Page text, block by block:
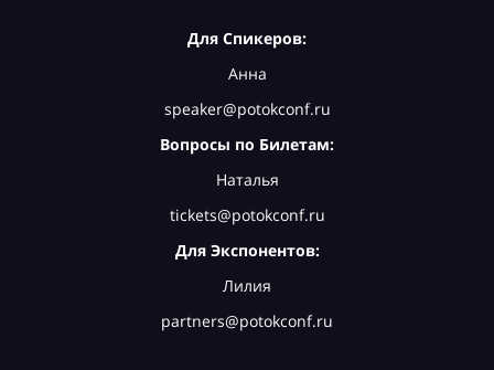
Для Спикеров:
Анна
speaker@potokconf.ru
Вопросы по Билетам:
Наталья
tickets@potokconf.ru
Для Экспонентов:
Лилия
partners@potokconf.ru